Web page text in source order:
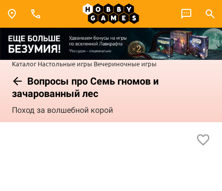
Каталог Настольные игры Вечериночные игры
Вопросы про Семь гномов и
зачарованный лес
Поход за волшебной корой